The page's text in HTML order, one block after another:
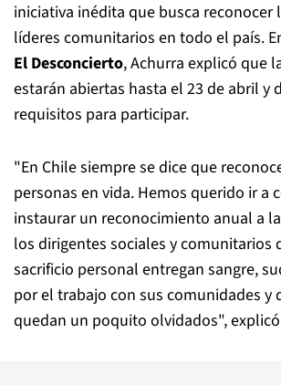
iniciativa inédita que busca reconocer
líderes comunitarios en todo el país.
El Desconcierto, Achurra explicó que
estarán abiertas hasta el 23 de abril y
requisitos para participar.
"En Chile siempre se dice que
personas en vida. Hemos querido ir a
instaurar un reconocimiento anual a
los dirigentes sociales y comunitarios
sacrificio personal entregan sangre,
por el trabajo con sus comunidades y
quedan un poquito olvidados", explicó